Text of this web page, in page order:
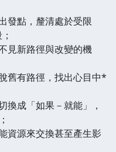
發點，釐清處於受限
見新路徑與改變的機
舊有路徑，找出心目中*
換成「如果－就能」，
資源來交換甚至產生影